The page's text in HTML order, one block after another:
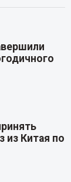
из Китая по